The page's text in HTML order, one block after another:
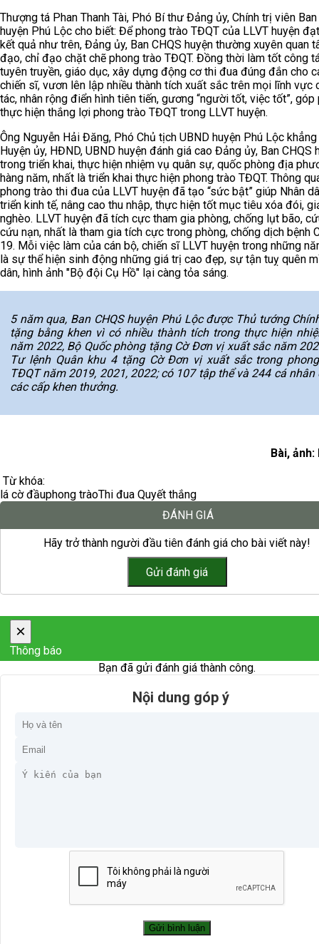
Thượng tá Phan Thanh Tài, Phó Bí thư Đảng ủy, Chính trị viên Ban
huyện Phú Lộc cho biết: Để phong trào TĐQT của LLVT huyện
kết quả như trên, Đảng ủy, Ban CHQS huyện thường xuyên quan
đạo, chỉ đạo chặt chẽ phong trào TĐQT. Đồng thời làm tốt công
tuyên truyền, giáo dục, xây dựng động cơ thi đua đúng đắn cho
chiến sĩ, vươn lên lập nhiều thành tích xuất sắc trên mọi lĩnh vực
tác, nhân rộng điển hình tiên tiến, gương “người tốt, việc tốt”, góp
thực hiện thắng lợi phong trào TĐQT trong LLVT huyện.
Ông Nguyễn Hải Đăng, Phó Chủ tịch UBND huyện Phú Lộc
Huyện ủy, HĐND, UBND huyện đánh giá cao Đảng ủy, Ban CHQS
trong triển khai, thực hiện nhiệm vụ quân sự, quốc phòng địa
hàng năm, nhất là triển khai thực hiện phong trào TĐQT. Thông
phong trào thi đua của LLVT huyện đã tạo “sức bật” giúp Nhân
triển kinh tế, nâng cao thu nhập, thực hiện tốt mục tiêu xóa đói,
nghèo. LLVT huyện đã tích cực tham gia phòng, chống lụt bão,
cứu nạn, nhất là tham gia tích cực trong phòng, chống dịch bệnh
19. Mỗi việc làm của cán bộ, chiến sĩ LLVT huyện trong những
là sự thể hiện sinh động những giá trị cao đẹp, sự tận tuỵ quên
dân, hình ảnh "Bộ đội Cụ Hồ" lại càng tỏa sáng.
5 năm qua, Ban CHQS huyện Phú Lộc được Thủ tướng
tặng bằng khen vì có nhiều thành tích trong thực hiện
năm 2022, Bộ Quốc phòng tặng Cờ Đơn vị xuất sắc năm
Tư lệnh Quân khu 4 tặng Cờ Đơn vị xuất sắc trong
TĐQT năm 2019, 2021, 2022; có 107 tập thể và 244 cá nhân
các cấp khen thưởng.
Bài, ảnh:
Từ khóa:
lá cờ đầuphong tràoThi đua Quyết thắng
ĐÁNH GIÁ
Hãy trở thành người đầu tiên đánh giá cho bài viết này!
×
Thông báo
Bạn đã gửi đánh giá thành công.
Nội dung góp ý